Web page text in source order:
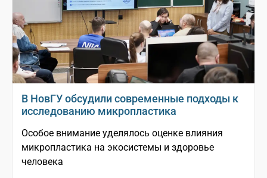
В НовГУ обсудили современные подходы к
исследованию микропластика
Особое внимание уделялось оценке влияния
микропластика на экосистемы и здоровье
человека